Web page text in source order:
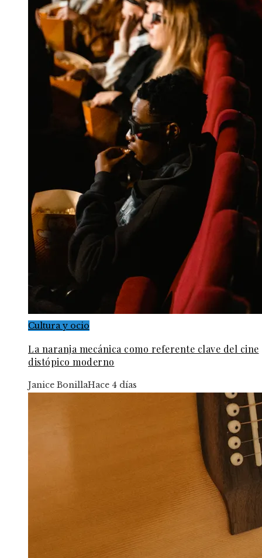
Cultura y ocio
La naranja mecánica como referente clave del cine
distópico moderno
Janice BonillaHace 4 días